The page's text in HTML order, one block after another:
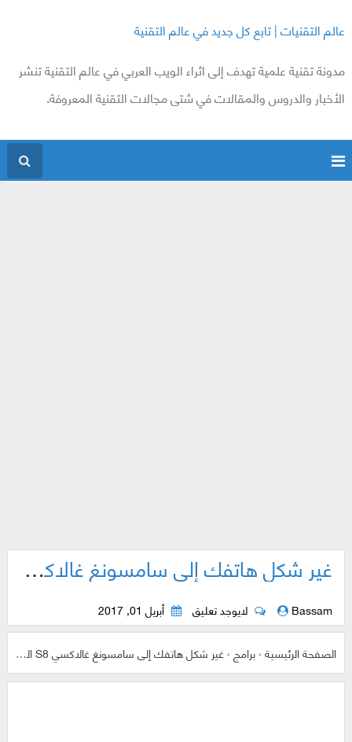
عالم التقنيات | تابع كل جديد في عالم التقنية
مدونة تقنية علمية تهدف إلى اثراء الويب العربي في عالم التقنية تنشر
الأخبار والدروس والمقالات في شتى مجالات التقنية المعروفة.
غير شكل هاتفك إلى سامسونغ غالاكسي S8 الجديد الأنيق حتى وإن كان هاتفك قديماً !
Bassam لايوجد تعليق أبريل 01, 2017
الصفحة الرئيسية›برامج›غير شكل هاتفك إلى سامسونغ غالاكسي S8 الجديد الأنيق حتى وإن كان هاتفك قديماً !